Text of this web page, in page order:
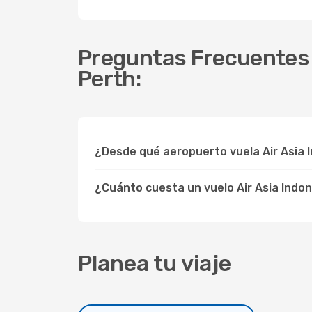
Preguntas Frecuentes
Perth:
¿Desde qué aeropuerto vuela Air Asia
¿Cuánto cuesta un vuelo Air Asia
Planea tu viaje